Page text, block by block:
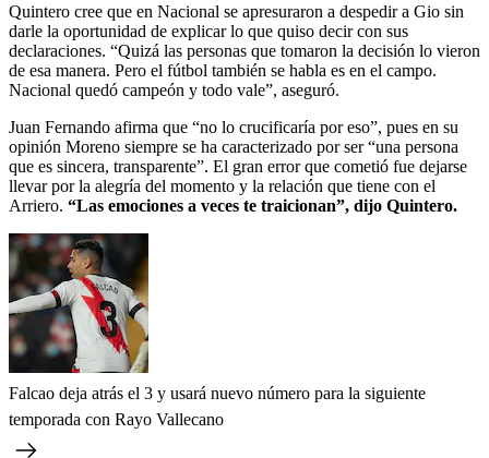
Quintero cree que en Nacional se apresuraron a despedir a Gio sin
darle la oportunidad de explicar lo que quiso decir con sus
declaraciones. “Quizá las personas que tomaron la decisión lo vieron
de esa manera. Pero el fútbol también se habla es en el campo.
Nacional quedó campeón y todo vale”, aseguró.
Juan Fernando afirma que “no lo crucificaría por eso”, pues en su
opinión Moreno siempre se ha caracterizado por ser “una persona
que es sincera, transparente”. El gran error que cometió fue dejarse
llevar por la alegría del momento y la relación que tiene con el
Arriero. “Las emociones a veces te traicionan”, dijo Quintero.
Falcao deja atrás el 3 y usará nuevo número para la siguiente
temporada con Rayo Vallecano